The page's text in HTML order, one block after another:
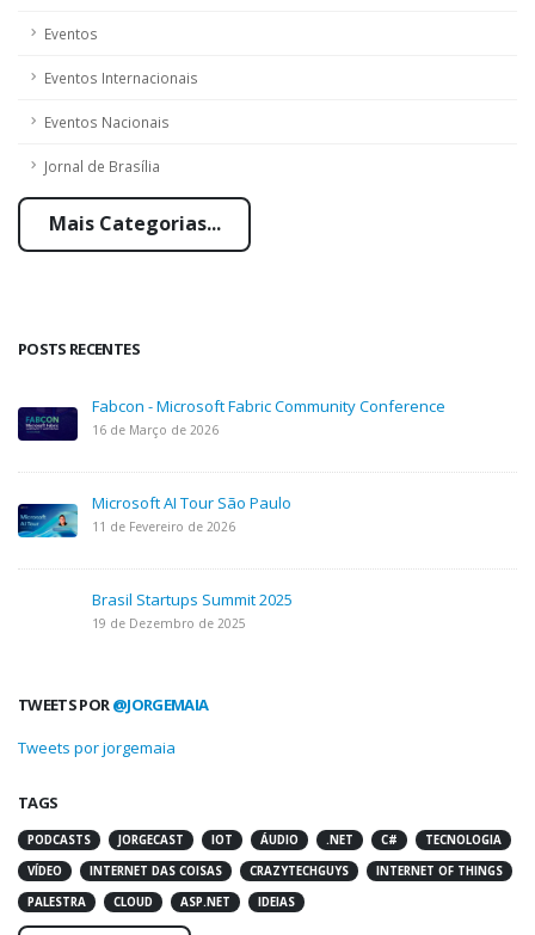
Eventos
Eventos Internacionais
Eventos Nacionais
Jornal de Brasília
Mais Categorias...
POSTS RECENTES
Fabcon - Microsoft Fabric Community Conference
16 de Março de 2026
Microsoft AI Tour São Paulo
11 de Fevereiro de 2026
Brasil Startups Summit 2025
19 de Dezembro de 2025
TWEETS POR@JORGEMAIA
Tweets por jorgemaia
TAGS
PODCASTS JORGECAST IOT ÁUDIO .NET C#
TECNOLOGIA
VÍDEO
INTERNET DAS COISAS CRAZYTECHGUYS
INTERNET OF THINGS
PALESTRA
CLOUD ASP.NET IDEIAS